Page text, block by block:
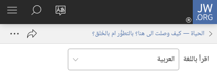
JW.ORG
تغيير
الموقع
تسجيل
الدخول
نافذة
البحث
في
JW.‎ORG
الحياة — كيف وصلت الى هنا؟ بالتطوُّر ام بالخَلق؟
اقرأ باللغة